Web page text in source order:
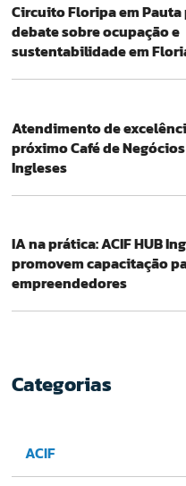
Circuito Floripa em
debate sobre ocupação e
sustentabilidade em
Atendimento de
próximo Café de Negócios
Ingleses
IA na prática: ACIF HUB
promovem capacitação
empreendedores
Categorias
ACIF